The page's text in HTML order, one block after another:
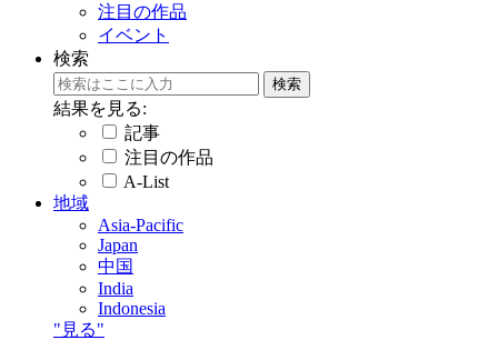
注目の作品
イベント
検索
結果を見る:
記事
注目の作品
A-List
地域
Asia-Pacific
Japan
中国
India
Indonesia
"見る"